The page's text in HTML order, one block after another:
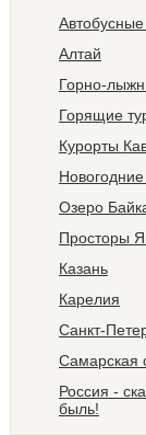
Алтай
Горно-
Горящие
Курорты
Озеро
Просторы
Казань
Карелия
Санкт-
Самарская
Россия -
быль!